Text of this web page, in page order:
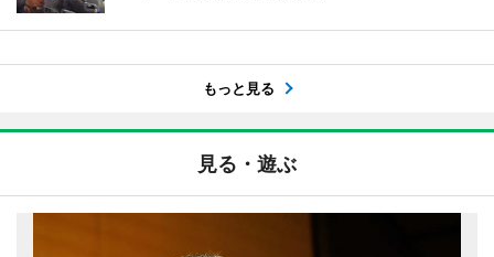
もっと見る
見る・遊ぶ